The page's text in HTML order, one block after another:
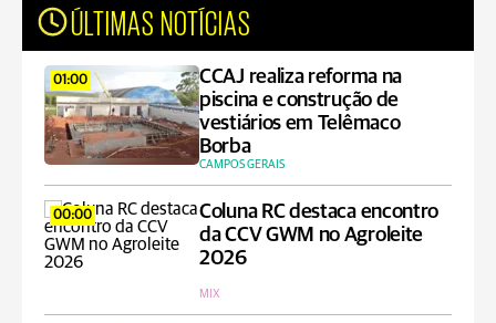
ÚLTIMAS NOTÍCIAS
01:00
CCAJ realiza reforma na
piscina e construção de
vestiários em Telêmaco
Borba
CAMPOS GERAIS
00:00
Coluna RC destaca encontro
da CCV GWM no Agroleite
2026
MIX